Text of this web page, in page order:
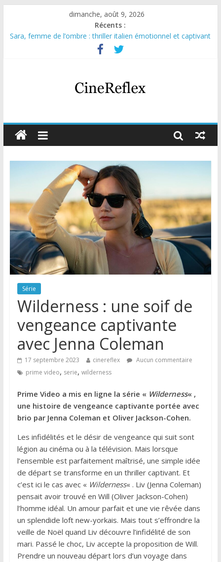
dimanche, août 9, 2026
Récents :
Sara, femme de l’ombre : thriller italien émotionnel et captivant
Journal d’une fille larguée : nouvelle série suédoise sur Netflix
Aema : mini-série sur le tournage d’un film érotique devenu
Glass Heart : excellente série musicale avec Takeru Satō
Olympo, saison 1 : nouvelle série qui séduira les fans de
Série
Wilderness : une soif de
vengeance captivante
avec Jenna Coleman
17 septembre 2023 cinereflex
Aucun commentaire
prime video, serie, wilderness
Prime Video a mis en ligne la série « Wilderness« ,
une histoire de vengeance captivante portée avec
brio par Jenna Coleman et Oliver Jackson-Cohen.
Les infidélités et le désir de vengeance qui suit sont
légion au cinéma ou à la télévision. Mais lorsque
l’ensemble est parfaitement maîtrisé, une simple idée
de départ se transforme en un thriller captivant. Et
c’est ici le cas avec « Wilderness« . Liv (Jenna Coleman)
pensait avoir trouvé en Will (Oliver Jackson-Cohen)
l’homme idéal. Un amour parfait et une vie rêvée dans
un splendide loft new-yorkais. Mais tout s’effrondre la
veille de Noël quand Liv découvre l’infidélité de son
mari. Passé le choc, Liv accepte la proposition de Will.
Prendre un nouveau départ lors d’un voyage dans